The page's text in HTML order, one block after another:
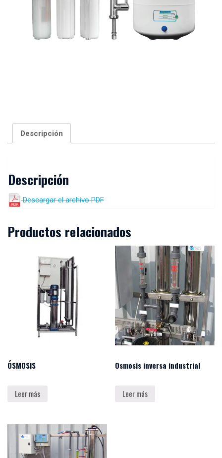
Descripción
Descripción
Descargar el archivo PDF
Productos relacionados
ÓSMOSIS
Leer más
Osmosis inversa industrial
Leer más